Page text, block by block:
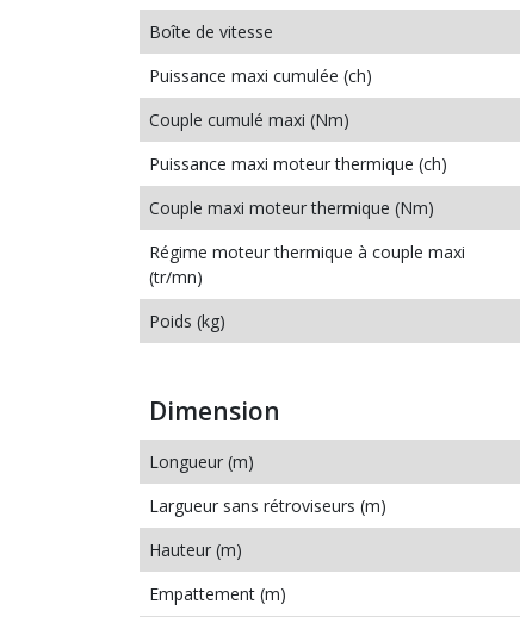
Boîte de vitesse
Puissance maxi cumulée (ch)
Couple cumulé maxi (Nm)
Puissance maxi moteur thermique (ch)
Couple maxi moteur thermique (Nm)
Régime moteur thermique à couple maxi
(tr/mn)
Poids (kg)
Dimension
Longueur (m)
Largueur sans rétroviseurs (m)
Hauteur (m)
Empattement (m)